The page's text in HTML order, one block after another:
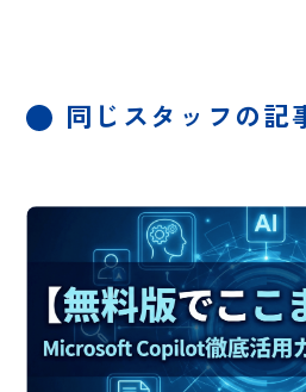
同じスタッフの記